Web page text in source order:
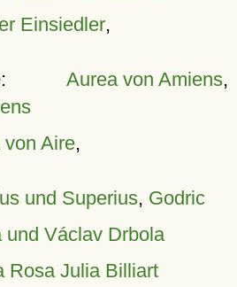
Einsiedler,
Aurea von Amiens,
von Aire,
und Superius, Godric
und Václav Drbola
Rosa Julia Billiart